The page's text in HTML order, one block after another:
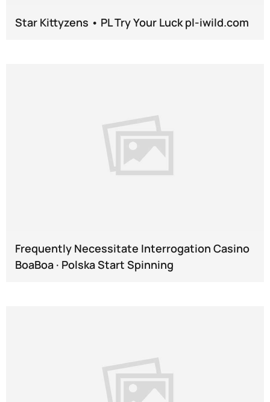
Star Kittyzens • PL Try Your Luck pl-iwild.com
Frequently Necessitate Interrogation Casino
BoaBoa · Polska Start Spinning